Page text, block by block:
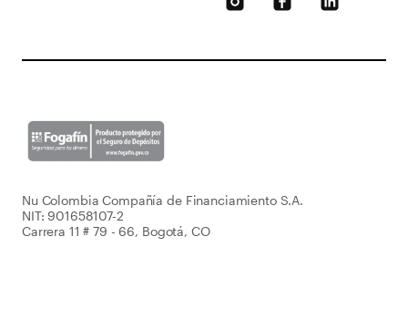
Nu Colombia Compañía de Financiamiento S.A.
NIT: 901658107-2
Carrera 11 # 79 - 66, Bogotá, CO